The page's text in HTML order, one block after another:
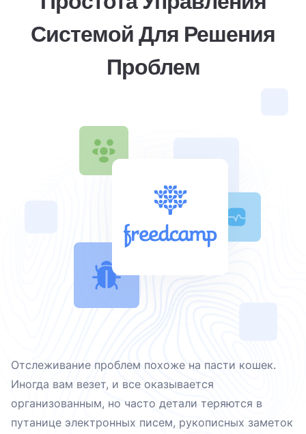
Системой Для Решения
Проблем
Отслеживание проблем похоже на пасти кошек.
Иногда вам везет, и все оказывается
организованным, но часто детали теряются в
путанице электронных писем, рукописных заметок